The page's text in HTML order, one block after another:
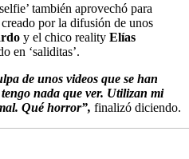
también aprovechó para
por la difusión de unos
y el chico reality Elías
en ‘saliditas’.
de unos videos que se han
nada que ver. Utilizan mi
Qué horror”, finalizó diciendo.